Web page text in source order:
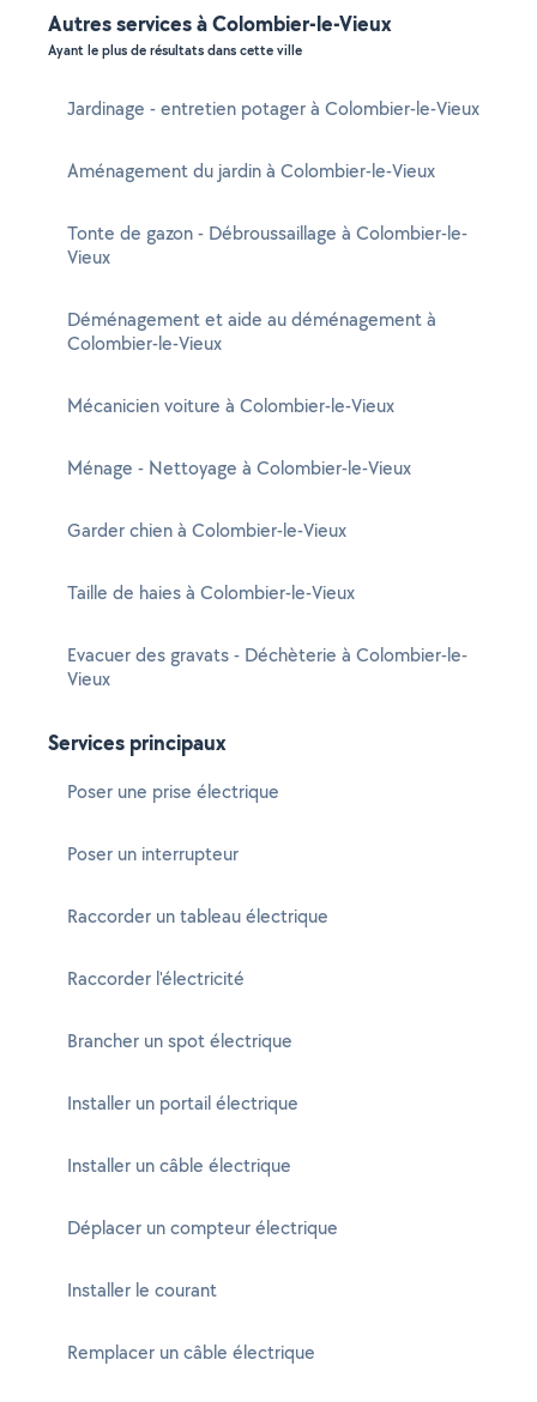
Autres services à Colombier-le-Vieux
Ayant le plus de résultats dans cette ville
Jardinage - entretien potager à Colombier-le-Vieux
Aménagement du jardin à Colombier-le-Vieux
Tonte de gazon - Débroussaillage à Colombier-le-
Vieux
Déménagement et aide au déménagement à
Colombier-le-Vieux
Mécanicien voiture à Colombier-le-Vieux
Ménage - Nettoyage à Colombier-le-Vieux
Garder chien à Colombier-le-Vieux
Taille de haies à Colombier-le-Vieux
Evacuer des gravats - Déchèterie à Colombier-le-
Vieux
Services principaux
Poser une prise électrique
Poser un interrupteur
Raccorder un tableau électrique
Raccorder l'électricité
Brancher un spot électrique
Installer un portail électrique
Installer un câble électrique
Déplacer un compteur électrique
Installer le courant
Remplacer un câble électrique